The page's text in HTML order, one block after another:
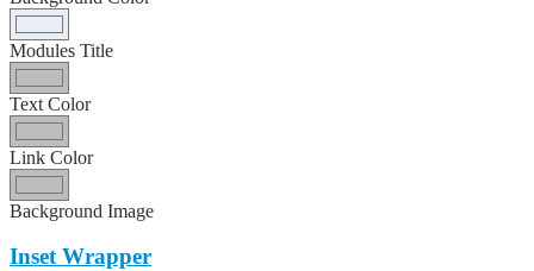
Modules Title
Text Color
Link Color
Background Image
Inset Wrapper